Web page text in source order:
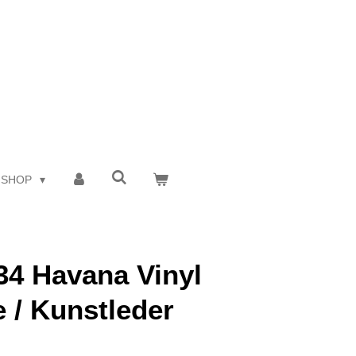
Havana Vinyl
/ Kunstleder